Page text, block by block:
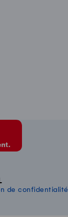
sociaux
de confidentialité